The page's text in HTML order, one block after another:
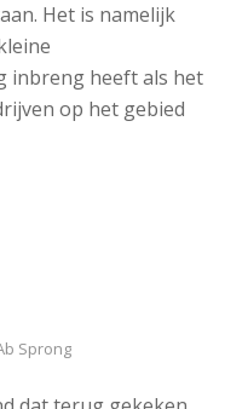
Het is namelijk
inbreng heeft als het
op het gebied
Sprong